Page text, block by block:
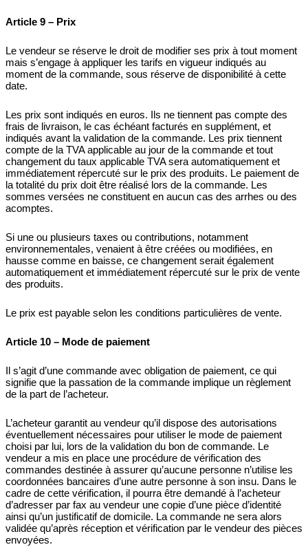
Article 9 – Prix
Le vendeur se réserve le droit de modifier ses prix à tout moment
mais s’engage à appliquer les tarifs en vigueur indiqués au
moment de la commande, sous réserve de disponibilité à cette
date.
Les prix sont indiqués en euros. Ils ne tiennent pas compte des
frais de livraison, le cas échéant facturés en supplément, et
indiqués avant la validation de la commande. Les prix tiennent
compte de la TVA applicable au jour de la commande et tout
changement du taux applicable TVA sera automatiquement et
immédiatement répercuté sur le prix des produits. Le paiement de
la totalité du prix doit être réalisé lors de la commande. Les
sommes versées ne constituent en aucun cas des arrhes ou des
acomptes.
Si une ou plusieurs taxes ou contributions, notamment
environnementales, venaient à être créées ou modifiées, en
hausse comme en baisse, ce changement serait également
automatiquement et immédiatement répercuté sur le prix de vente
des produits.
Le prix est payable selon les conditions particulières de vente.
Article 10 – Mode de paiement
Il s’agit d’une commande avec obligation de paiement, ce qui
signifie que la passation de la commande implique un règlement
de la part de l’acheteur.
L’acheteur garantit au vendeur qu’il dispose des autorisations
éventuellement nécessaires pour utiliser le mode de paiement
choisi par lui, lors de la validation du bon de commande. Le
vendeur a mis en place une procédure de vérification des
commandes destinée à assurer qu’aucune personne n’utilise les
coordonnées bancaires d’une autre personne à son insu. Dans le
cadre de cette vérification, il pourra être demandé à l’acheteur
d’adresser par fax au vendeur une copie d’une pièce d’identité
ainsi qu’un justificatif de domicile. La commande ne sera alors
validée qu’après réception et vérification par le vendeur des pièces
envoyées.